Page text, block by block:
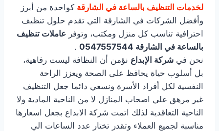
لخدمات التنظيف بالساعة في الشارقة كواحدة من أبرز
وأفضل الشركات في الشارقة التي تقدم حلول تنظيف
احترافية تناسب كل منزل ومكتب، وتوفر عاملات تنظيف
بالساعة في الشارقة 0547557544
.
نحن في شركة الإبداع نؤمن أن النظافة ليست رفاهية،
بل أسلوب حياة يحافظ على الصحة ويعزز الراحة
النفسية لكل أفراد الأسرة ونسعي دائما جعل التنظيف
غير مرهق علي اصحاب المنازل لا من الناحية المادية ولا
الناحية التعاقدية لذلك اتمت شركة الابداع بجعل اسعارها
مناسبة لجميع العملاء وتقدر تختار عدد الساعات الي